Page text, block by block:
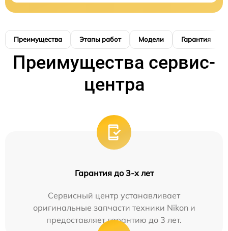
Преимущества Этапы работ Модели Гарантия
Преимущества сервис-
центра
Гарантия до 3-х лет
Сервисный центр устанавливает
оригинальные запчасти техники Nikon и
предоставляет гарантию до 3 лет.